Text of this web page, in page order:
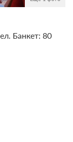
Банкет: 80